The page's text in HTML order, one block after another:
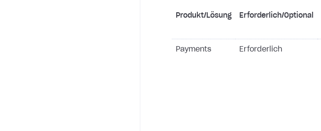
Produkt/Lösung Erforderlich/Optional
Payments Erforderlich